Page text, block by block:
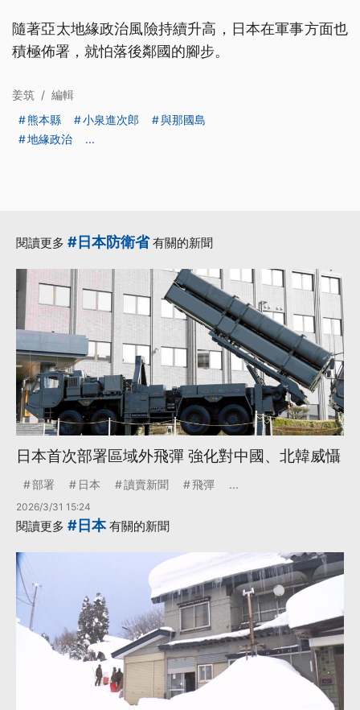
隨著亞太地緣政治風險持續升高，日本在軍事方面也
積極佈署，就怕落後鄰國的腳步。
姜筑 / 編輯
熊本縣
小泉進次郎
與那國島
地緣政治
...
閱讀更多 #日本防衛省有關的新聞
日本首次部署區域外飛彈 強化對中國、北韓威懾
部署 日本 讀賣新聞 飛彈 ...
2026/3/31 15:24
閱讀更多 #日本有關的新聞